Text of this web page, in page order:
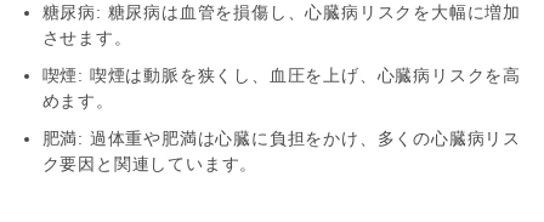
糖尿病: 糖尿病は血管を損傷し、心臓病リスクを大幅に増加
させます。
喫煙: 喫煙は動脈を狭くし、血圧を上げ、心臓病リスクを高
めます。
肥満: 過体重や肥満は心臓に負担をかけ、多くの心臓病リス
ク要因と関連しています。